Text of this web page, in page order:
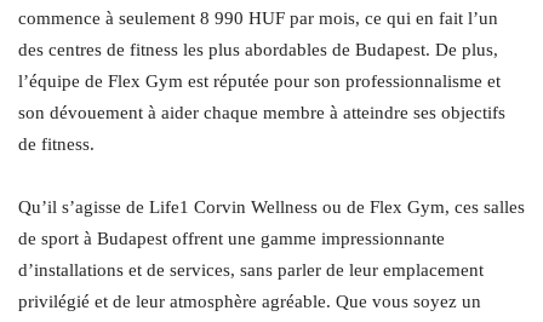
commence à seulement 8 990 HUF par mois, ce qui en fait l’un
des centres de fitness les plus abordables de Budapest. De plus,
l’équipe de Flex Gym est réputée pour son professionnalisme et
son dévouement à aider chaque membre à atteindre ses objectifs
de fitness.
Qu’il s’agisse de Life1 Corvin Wellness ou de Flex Gym, ces salles
de sport à Budapest offrent une gamme impressionnante
d’installations et de services, sans parler de leur emplacement
privilégié et de leur atmosphère agréable. Que vous soyez un